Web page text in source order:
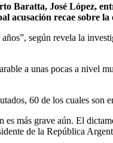
José López,
acusación recae sobre la
según revela la
a unas pocas a nivel
60 de los cuales son
más grave aún. El
de la República